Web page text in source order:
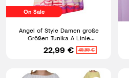
On Sale
Angel of Style Damen große
Größen Tunika A Linie
Alloverdruck Langarm 837542
22,99 € 49,99 €